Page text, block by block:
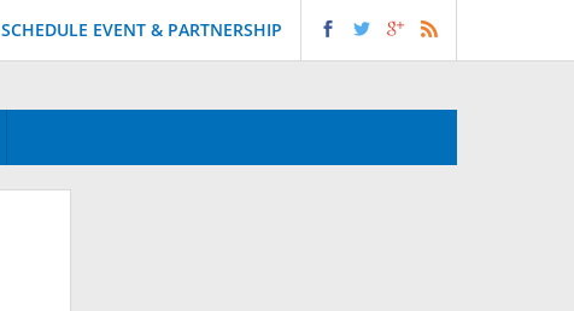
SCHEDULE EVENT & PARTNERSHIP